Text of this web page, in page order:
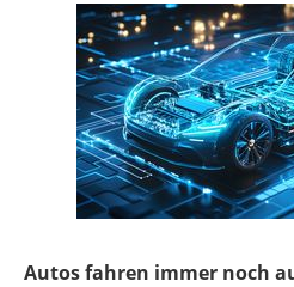
Autos fahren immer noch